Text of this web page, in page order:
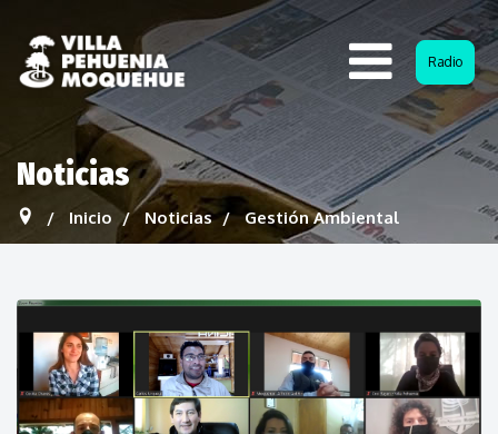
Radio
Noticias
Inicio Noticias Gestión Ambiental